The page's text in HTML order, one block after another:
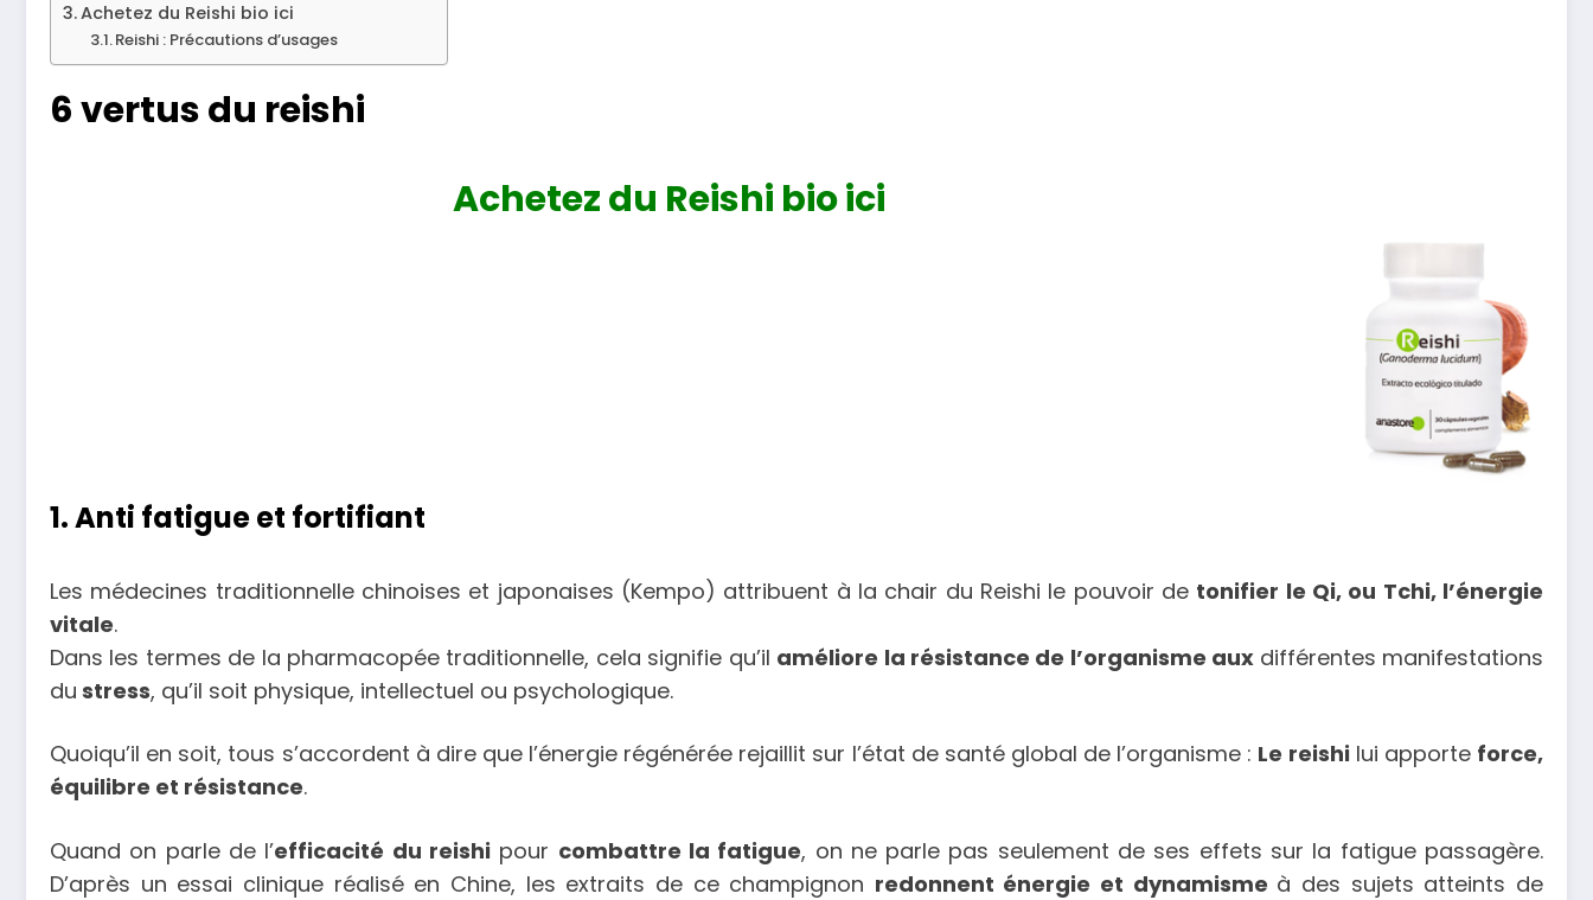
Achetez du Reishi bio ici
Reishi : Précautions d’usages
6 vertus du reishi
Achetez du Reishi bio ici
1. Anti fatigue et fortifiant
Les médecines traditionnelle chinoises et japonaises (Kempo) attribuent à la chair du Reishi le pouvoir de tonifier le Qi, ou Tchi, l’énergie
vitale.
Dans les termes de la pharmacopée traditionnelle, cela signifie qu’il améliore la résistance de l’organisme aux différentes manifestations
du stress, qu’il soit physique, intellectuel ou psychologique.
Quoiqu’il en soit, tous s’accordent à dire que l’énergie régénérée rejaillit sur l’état de santé global de l’organisme : Le reishilui apporte force,
équilibre et résistance.
Quand on parle de l’efficacité du reishipour combattre la fatigue, on ne parle pas seulement de ses effets sur la fatigue passagère.
D’après un essai clinique réalisé en Chine, les extraits de ce champignon redonnent énergie et dynamisme à des sujets atteints de